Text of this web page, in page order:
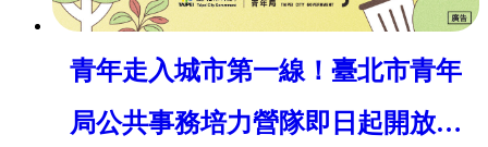
青年走入城市第一線！臺北市青年
局公共事務培力營隊即日起開放報